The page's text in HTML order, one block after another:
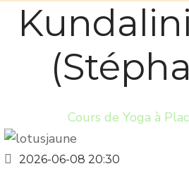
Cours de Yoga à
2026-06-08 20:30